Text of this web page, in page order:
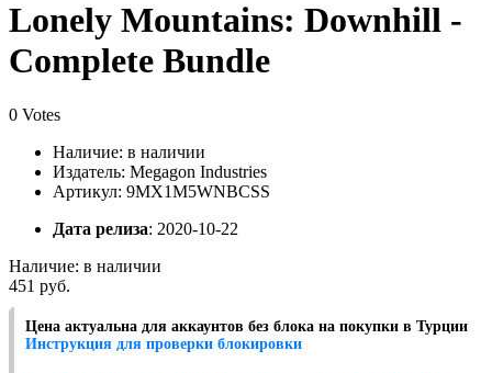
Lonely Mountains: Downhill -
Complete Bundle
0 Votes
Наличие: в наличии
Издатель: Megagon Industries
Артикул: 9MX1M5WNBCSS
Дата релиза: 2020-10-22
Наличие: в наличии
451 руб.
Цена актуальна для аккаунтов без блока на покупки в Турции
Инструкция для проверки блокировки